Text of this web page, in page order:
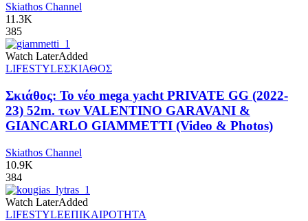
Skiathos Channel
11.3K
385
Watch LaterAdded
LIFESTYLEΣΚΙΑΘΟΣ
Σκιάθος: Το νέο mega yacht PRIVATE GG (2022-
23) 52m. των VALENTINO GARAVANI &
GIANCARLO GIAMMETTI (Video & Photos)
Skiathos Channel
10.9K
384
Watch LaterAdded
LIFESTYLEΕΠΙΚΑΙΡΟΤΗΤΑ